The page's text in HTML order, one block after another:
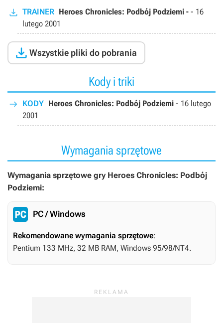
TRAINER Heroes Chronicles: Podbój Podziemi - - 16
lutego 2001
 Wszystkie pliki do pobrania
Kody i triki
KODY Heroes Chronicles: Podbój Podziemi - 16 lutego
2001
Wymagania sprzętowe
Wymagania sprzętowe gry Heroes Chronicles: Podbój
Podziemi:
PC / Windows
Rekomendowane wymagania sprzętowe:
Pentium 133 MHz, 32 MB RAM, Windows 95/98/NT4.